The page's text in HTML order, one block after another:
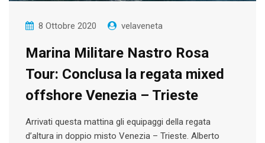
8 Ottobre 2020 velaveneta
Marina Militare Nastro Rosa
Tour: Conclusa la regata mixed
offshore Venezia – Trieste
Arrivati questa mattina gli equipaggi della regata
d’altura in doppio misto Venezia – Trieste. Alberto